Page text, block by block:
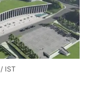
IST